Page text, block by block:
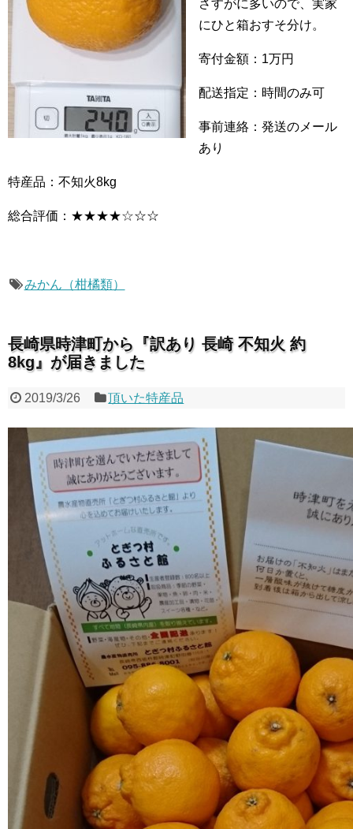
さすがに多いので、実家
にひと箱おすそ分け。
寄付金額：1万円
配送指定：時間のみ可
事前連絡：発送のメール
あり
特産品：不知火8kg
総合評価：★★★★☆☆☆
みかん（柑橘類）
長崎県時津町から『訳あり 長崎 不知火 約
8kg』が届きました
2019/3/26 頂いた特産品